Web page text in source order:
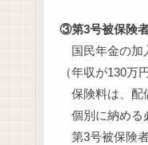
③第3号被保険
国民年金の加
（年収が130万
保険料は、配
個別に納める
第3号被保険